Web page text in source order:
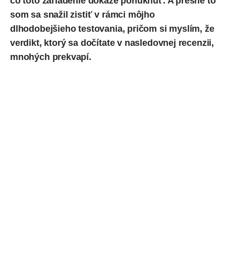
som sa snažil zistiť v rámci môjho
dlhodobejšieho testovania, pričom si myslím, že
verdikt, ktorý sa dočítate v nasledovnej recenzii,
mnohých prekvapí.